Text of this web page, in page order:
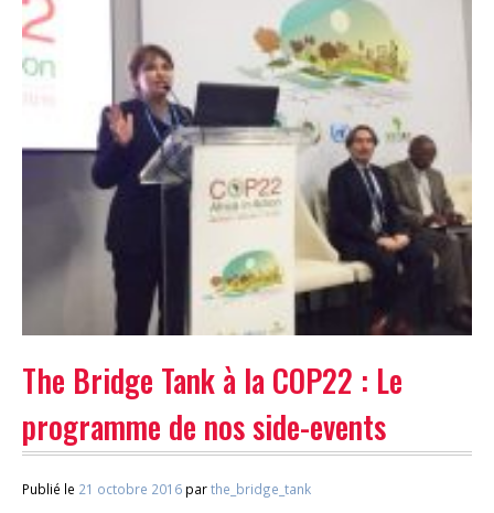
The Bridge Tank à la COP22 : Le
programme de nos side-events
Publié le 21 octobre 2016 parthe_bridge_tank